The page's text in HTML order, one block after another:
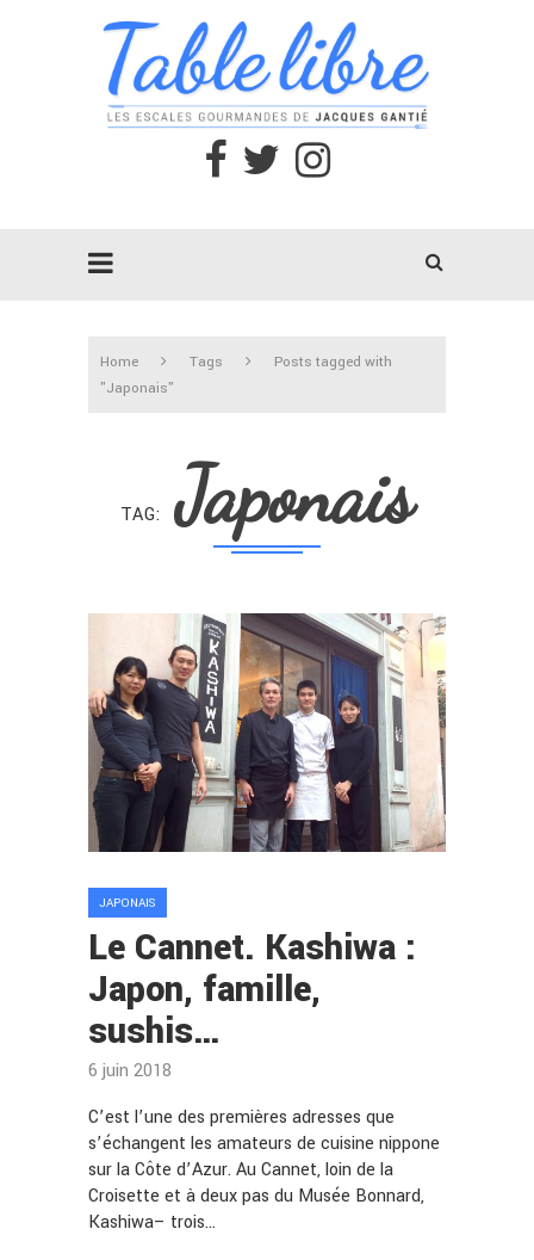
Home Tags
Posts tagged with
"Japonais"
TAG Japonais
JAPONAIS
Le Cannet. Kashiwa :
Japon, famille,
sushis…
6 juin 2018
C’est l’une des premières adresses que
s’échangent les amateurs de cuisine nippone
sur la Côte d’Azur. Au Cannet, loin de la
Croisette et à deux pas du Musée Bonnard,
Kashiwa– trois…